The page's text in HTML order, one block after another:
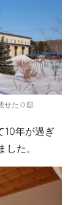
せたＯ邸
10年が過ぎ
た。